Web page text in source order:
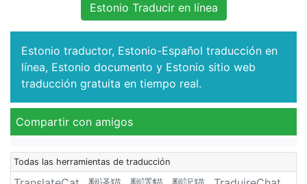
Estonio Traducir en línea
Estonio traductor, Estonio-Español traducción en
línea, Estonio documento y Estonio sitio web
traducción gratuita en tiempo real.
Compartir con amigos
Todas las herramientas de traducción